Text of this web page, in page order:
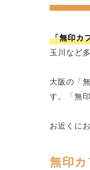
「無印カ
玉川など
大阪の「
す。「無
お近くに
無印